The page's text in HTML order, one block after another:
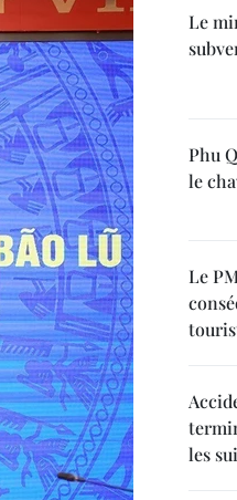
Le
Phu
le
Le
les